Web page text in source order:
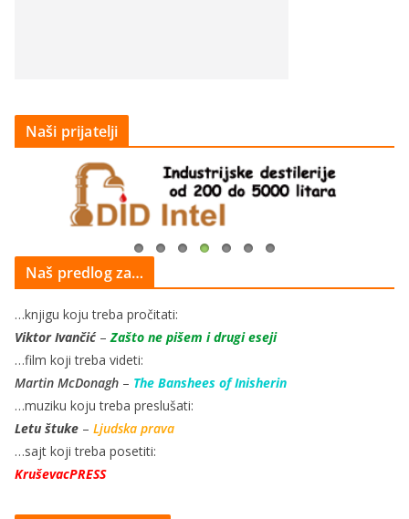
Naši prijatelji
Naš predlog za…
…knjigu koju treba pročitati:
Viktor Ivančić–Zašto ne pišem i drugi eseji
…film koji treba videti:
Martin McDonagh – The Banshees of Inisherin
…muziku koju treba preslušati:
Letu štuke – Ljudska prava
…sajt koji treba posetiti:
KruševacPRESS